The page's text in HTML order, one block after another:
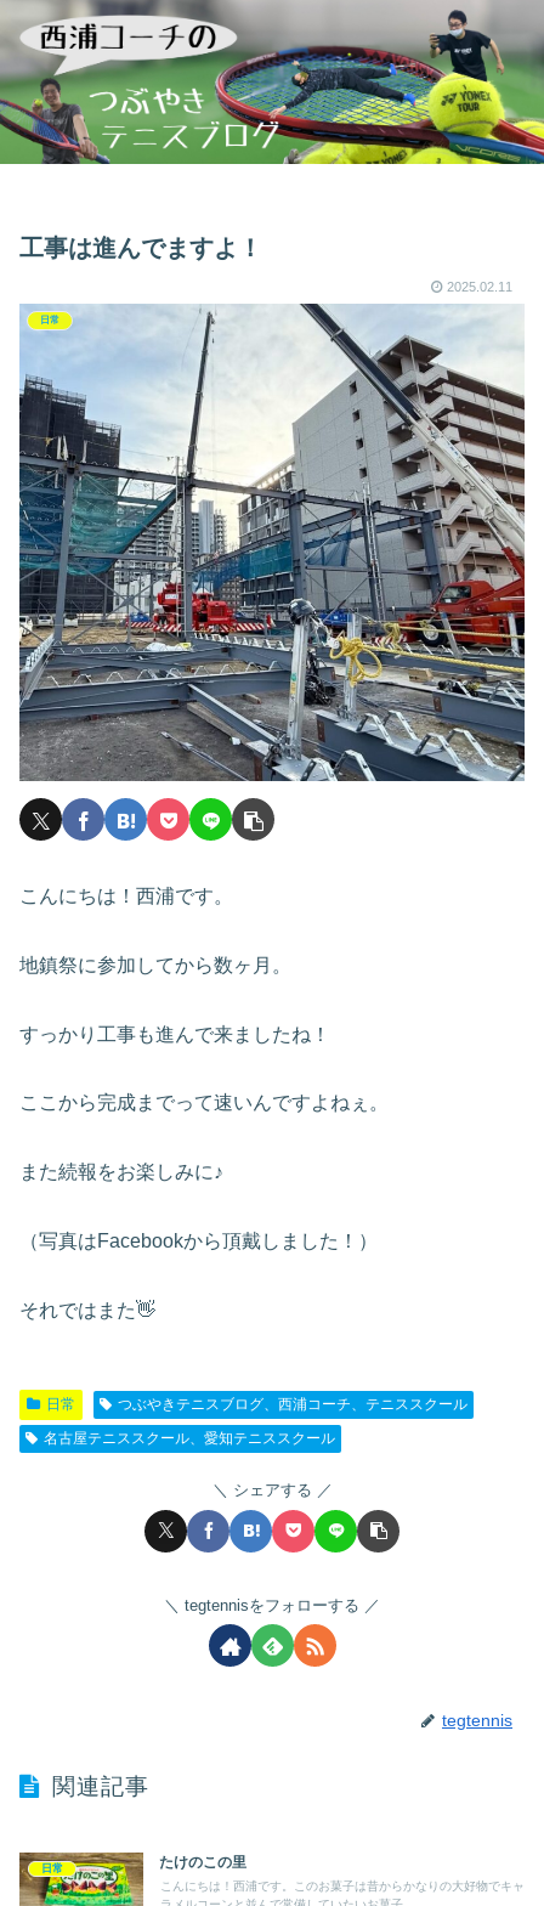
工事は進んでますよ！
2025.02.11
日常
こんにちは！西浦です。
地鎮祭に参加してから数ヶ月。
すっかり工事も進んで来ましたね！
ここから完成までって速いんですよねぇ。
また続報をお楽しみに♪
（写真はFacebookから頂戴しました！）
それではまた👋
日常
つぶやきテニスブログ、西浦コーチ、テニススクール
名古屋テニススクール、愛知テニススクール
シェアする
tegtennisをフォローする
tegtennis
関連記事
日常 たけのこの里
こんにちは！西浦です。このお菓子は昔からかなりの大好物でキャ